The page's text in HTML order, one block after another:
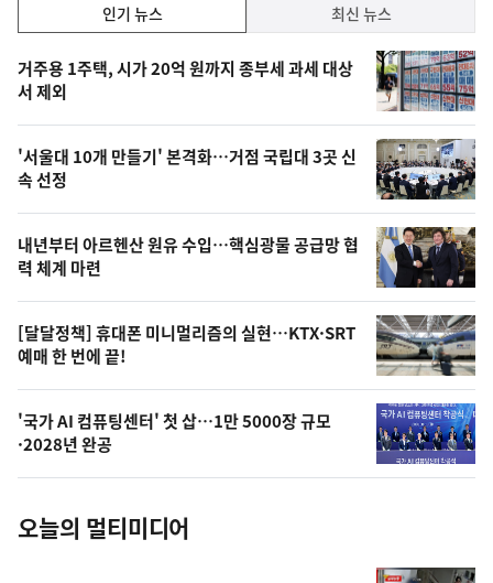
기,
최
신,
오
늘
의
영
상
오
늘
의
사
진
인기 뉴스 최신 뉴스
인
기
뉴
스
거주용 1주택, 시가 20억 원까지 종부세 과세 대상
서 제외
'서울대 10개 만들기' 본격화…거점 국립대 3곳 신
속 선정
내년부터 아르헨산 원유 수입…핵심광물 공급망 협
력 체계 마련
[달달정책] 휴대폰 미니멀리즘의 실현…KTX·SRT
예매 한 번에 끝!
'국가 AI 컴퓨팅센터' 첫 삽…1만 5000장 규모
·2028년 완공
오늘의 멀티미디어